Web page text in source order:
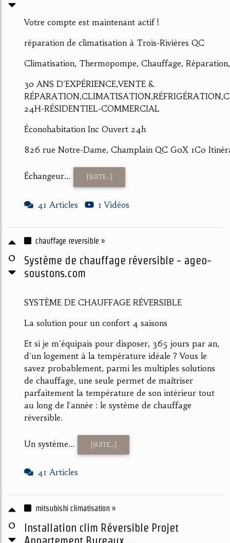
Votre compte est maintenant actif !
réparation de climatisation à Trois-Rivières QC
Climatisation, Thermopompe, Chauffage,
30 ANS D'EXPÉRIENCE,VENTE &
24H-RÉSIDENTIEL-COMMERCIAL
Éconohabitation Inc Ouvert 24h
826 rue Notre-Dame, Champlain QC G0X 1C0
Échangeur... [SUITE...]
41 Articles 1 Vidéos
0
chauffage reversible »
Système de chauffage réversible - ageo-
soustons.com
SYSTÈME DE CHAUFFAGE RÉVERSIBLE
La solution pour un confort 4 saisons
Et si je m'équipais pour disposer, 365 jours par an,
d'un logement à la température idéale ? Vous le
savez probablement, parmi les multiples solutions
de chauffage, une seule permet de maîtriser
parfaitement la température de son intérieur tout
au long de l'année : le système de chauffage
réversible.
Un système... [SUITE...]
41 Articles
0
mitsubishi climatisation »
Installation clim Réversible Projet
Appartement Bureaux ...